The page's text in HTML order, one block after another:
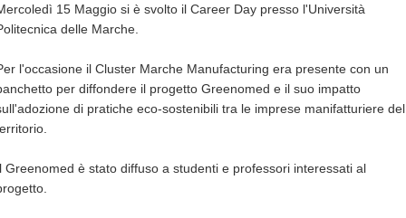
15 Maggio si è svolto il Career Day presso l'Università
delle Marche.
l'occasione il Cluster Marche Manufacturing era presente con un
per diffondere il progetto Greenomed e il suo impatto
di pratiche eco-sostenibili tra le imprese manifatturiere del
Greenomed è stato diffuso a studenti e professori interessati al